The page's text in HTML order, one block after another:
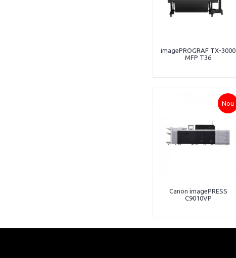
imagePROGRAF TX-3000
MFP T36
Nou
Canon imagePRESS
C9010VP